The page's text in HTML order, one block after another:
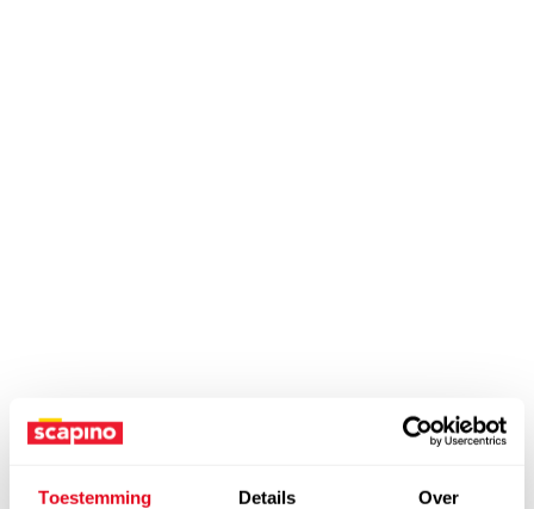
Toestemming Details Over